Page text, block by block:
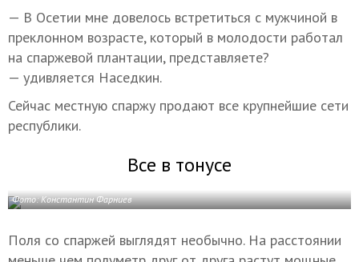
— В Осетии мне довелось встретиться с мужчиной в
преклонном возрасте, который в молодости работал
на спаржевой плантации, представляете?
— удивляется Наседкин.
Сейчас местную спаржу продают все крупнейшие сети
республики.
Все в тонусе
Фото: Константин Фарниев
Поля со спаржей выглядят необычно. На расстоянии